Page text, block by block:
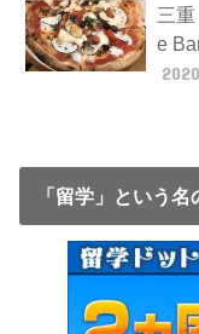
三
e
「留学」という名